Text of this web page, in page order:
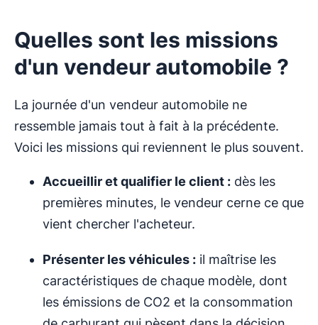
Quelles sont les missions
d'un vendeur automobile ?
La journée d'un vendeur automobile ne
ressemble jamais tout à fait à la précédente.
Voici les missions qui reviennent le plus souvent.
Accueillir et qualifier le client : dès les
premières minutes, le vendeur cerne ce que
vient chercher l'acheteur.
Présenter les véhicules : il maîtrise les
caractéristiques de chaque modèle, dont
les émissions de CO2 et la consommation